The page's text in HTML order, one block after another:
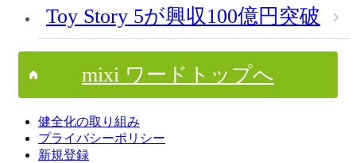
Toy Story 5が興収100億円突破
mixi ワードトップへ
健全化の取り組み
プライバシーポリシー
新規登録